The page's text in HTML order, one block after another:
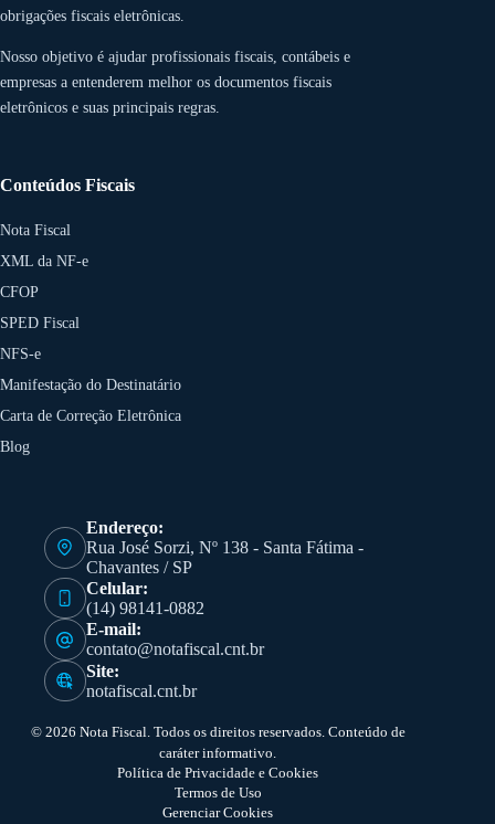
obrigações fiscais eletrônicas.
Nosso objetivo é ajudar profissionais fiscais, contábeis e
empresas a entenderem melhor os documentos fiscais
eletrônicos e suas principais regras.
Conteúdos Fiscais
Nota Fiscal
XML da NF-e
CFOP
SPED Fiscal
NFS-e
Manifestação do Destinatário
Carta de Correção Eletrônica
Blog
Endereço:
Rua José Sorzi, Nº 138 - Santa Fátima -
Chavantes / SP
Celular:
(14) 98141-0882
E-mail:
contato@notafiscal.cnt.br
Site:
notafiscal.cnt.br
© 2026 Nota Fiscal. Todos os direitos reservados. Conteúdo de
caráter informativo.
Política de Privacidade e Cookies
Termos de Uso
Gerenciar Cookies